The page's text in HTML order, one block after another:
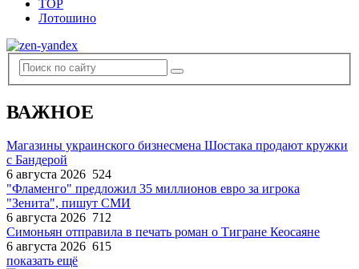
TOP
Лотошино
ВАЖНОЕ
Магазины украинского бизнесмена Шостака продают кружки
с Бандерой
6 августа 2026 524
"Фламенго" предложил 35 миллионов евро за игрока
"Зенита", пишут СМИ
6 августа 2026 712
Симоньян отправила в печать роман о Тигране Кеосаяне
6 августа 2026 615
показать ещё